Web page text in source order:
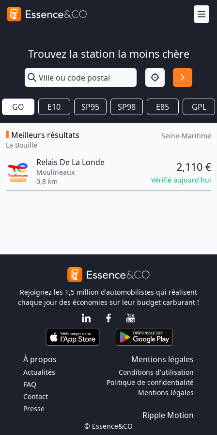
Trouvez la station la moins chère
GO E10 SP95 SP98 E85 GPL
Meilleurs résultats
La Bouille
Seine-Maritime
Relais De La Londe
Moulineaux
0,8 km
2,110 €
Vérifié aujourd'hui
Rejoignez les 1,5 million d'automobilistes qui réalisent
chaque jour des économies sur leur budget carburant !
À propos Mentions légales
Actualités
FAQ
Contact
Presse
Conditions d'utilisation
Politique de confidentialité
Mentions légales
Ripple Motion
© Essence&CO